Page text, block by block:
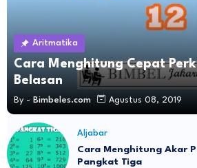
Aritmatika
Cara Menghitung Cepat
Belasan
By - Bimbeles.com Agustus 08, 2019
Aljabar
Cara Menghitung Akar
Pangkat Tiga